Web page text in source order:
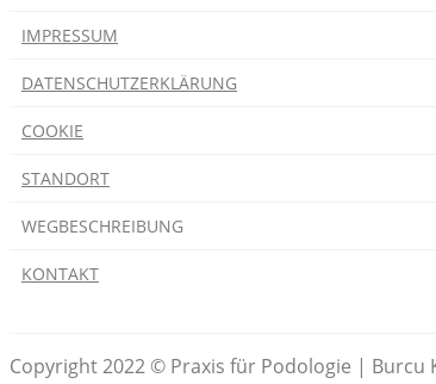
IMPRESSUM
DATENSCHUTZERKLÄRUNG
COOKIE
STANDORT
WEGBESCHREIBUNG
KONTAKT
Copyright 2022 © Praxis für Podologie | Burcu